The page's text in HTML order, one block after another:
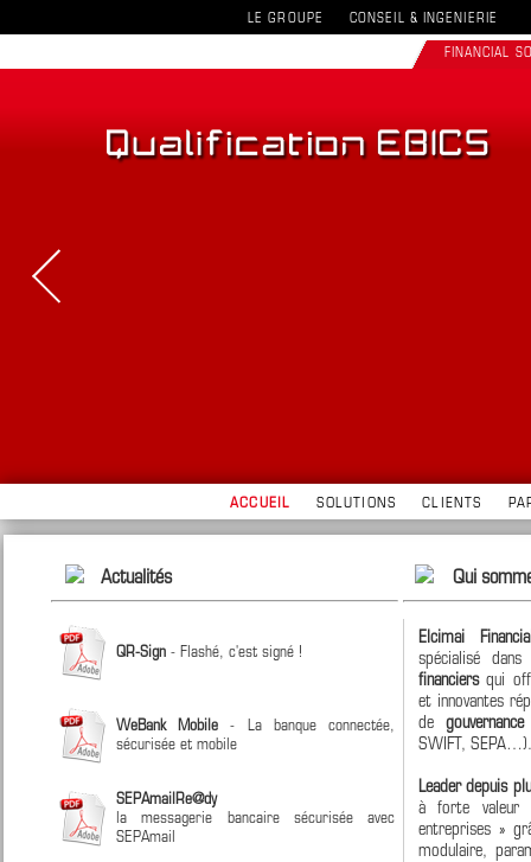
LE GROUPE CONSEIL & INGENIERIE
FINANCIAL
ACCUEIL SOLUTIONS CLIENTS
Actualités
QR-Sign - Flashé, c'est signé !
WeBank Mobile- La banque connectée,
sécurisée et mobile
SEPAmailRe@dy
la messagerie bancaire sécurisée avec
SEPAmail
Qui
Elcimai
spécialisé
financiersqui
et innovantes
de
SWIFT, SEPA…).
Leader depuis
à forte valeur
entreprises »
modulaire,